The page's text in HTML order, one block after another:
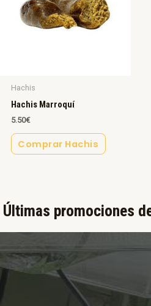
Hachis
Hachis Marroquí
5.50€
Comprar Hachis
Últimas promociones